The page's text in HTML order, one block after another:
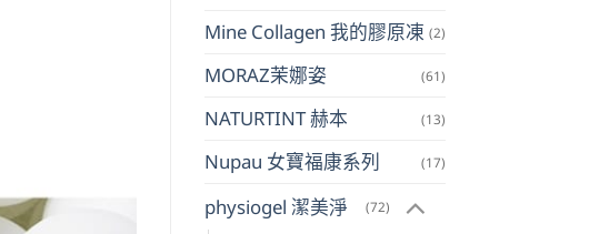
Mine Collagen 我的膠原凍 (2)
MORAZ茉娜姿 (61)
NATURTINT 赫本 (13)
Nupau 女寶福康系列 (17)
physiogel 潔美淨 (72)